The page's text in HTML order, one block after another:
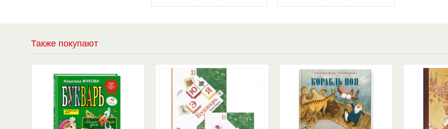
Также покупают